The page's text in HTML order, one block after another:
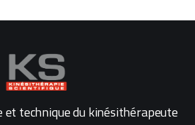
et technique du kinésithérapeute